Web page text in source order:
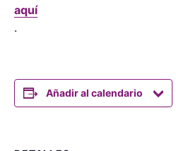
aquí
.
Añadir al calendario